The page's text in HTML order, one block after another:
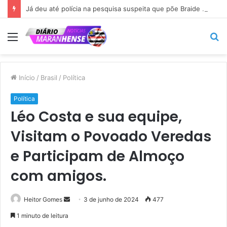
Já deu até polícia na pesquisa suspeita que põe Braide nas alturas…
Menu
Início / Brasil / Política
Política
Léo Costa e sua equipe,
Visitam o Povoado Veredas
e Participam de Almoço
com amigos.
Heitor Gomes
Mande3 de junho de 2024 477
1 minuto de leitura